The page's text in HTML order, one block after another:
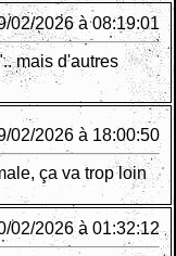
02/2026 à 08:19:01
mais d'autres
02/2026 à 18:00:50
ça va trop loin
02/2026 à 01:32:12